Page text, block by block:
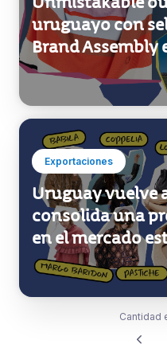
Exportaciones
Unmistakable
uruguayo con
Brand
Exportaciones
Uruguay vuelve
consolida una
en el mercado